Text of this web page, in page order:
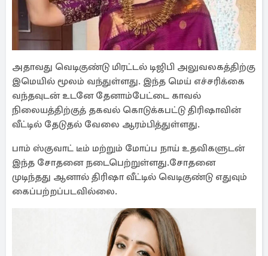
அதாவது வெடிகுண்டு மிரட்டல் டிஜிபி அலுவலகத்திற்கு
இமெயில் மூலம் வந்துள்ளது. இந்த மெய் எச்சரிக்கை
வந்தவுடன் உடனே தேனாம்பேட்டை காவல்
நிலையத்திற்குத் தகவல் கொடுக்கபட்டு திரிஷாவின்
வீட்டில் தேடுதல் வேலை ஆரம்பித்துள்ளது.
பாம் ஸ்குவாட் டீம் மற்றும் மோப்ப நாய் உதவிகளுடன்
இந்த சோதனை நடைபெற்றுள்ளது.சோதனை
முடிந்தது ஆனால் திரிஷா வீட்டில் வெடிகுண்டு எதுவும்
கைப்பற்றப்படவில்லை.